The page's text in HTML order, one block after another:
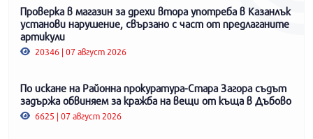
Проверка в магазин за дрехи втора употреба в Казанлък
установи нарушение, свързано с част от предлаганите
артикули
20346 | 07 август 2026
По искане на Районна прокуратура-Стара Загора съдът
задържа обвиняем за кражба на вещи от къща в Дъбово
6625 | 07 август 2026